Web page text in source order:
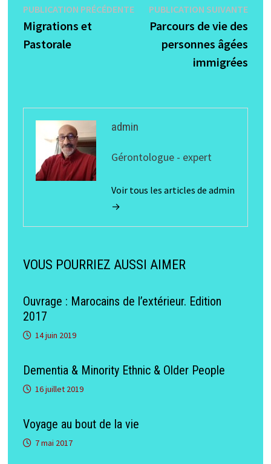
Navigation
de
PUBLICATION PRÉCÉDENTEPublication
précédente :
Migrations et
Pastorale
PUBLICATION SUIVANTE
Parcours de vie des
personnes âgées
immigrées
admin
Gérontologue - expert
Voir tous les articles de admin
→
VOUS POURRIEZ AUSSI AIMER
Ouvrage : Marocains de l’extérieur. Edition
2017
14 juin 2019
Dementia & Minority Ethnic & Older People
16 juillet 2019
Voyage au bout de la vie
7 mai 2017